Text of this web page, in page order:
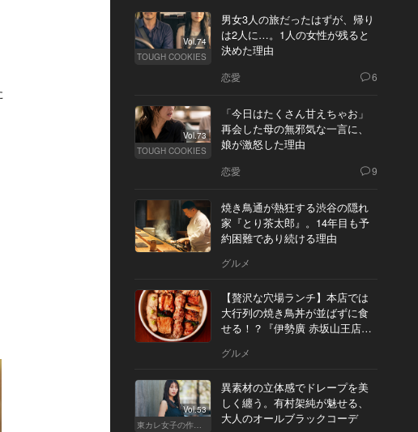
Vol.74
TOUGH COOKIES
男女3人の旅だったはずが、帰り
は2人に…。1人の女性が残ると
決めた理由
恋愛 6
Vol.73
TOUGH COOKIES
「今日はたくさん甘えちゃお」
再会した母の無邪気な一言に、
娘が激怒した理由
恋愛 9
焼き鳥通が熱狂する渋谷の隠れ
家『とり茶太郎』。14年目も予
約困難であり続ける理由
グルメ
【贅沢な穴場ランチ】本店では
大行列の焼き鳥丼が並ばずに食
せる！？『伊勢廣 赤坂山王店』
グルメ
Vol.53
東カレ女子の作り方
異素材の立体感でドレープを美
しく纏う。有村架純が魅せる、
大人のオールブラックコーデ